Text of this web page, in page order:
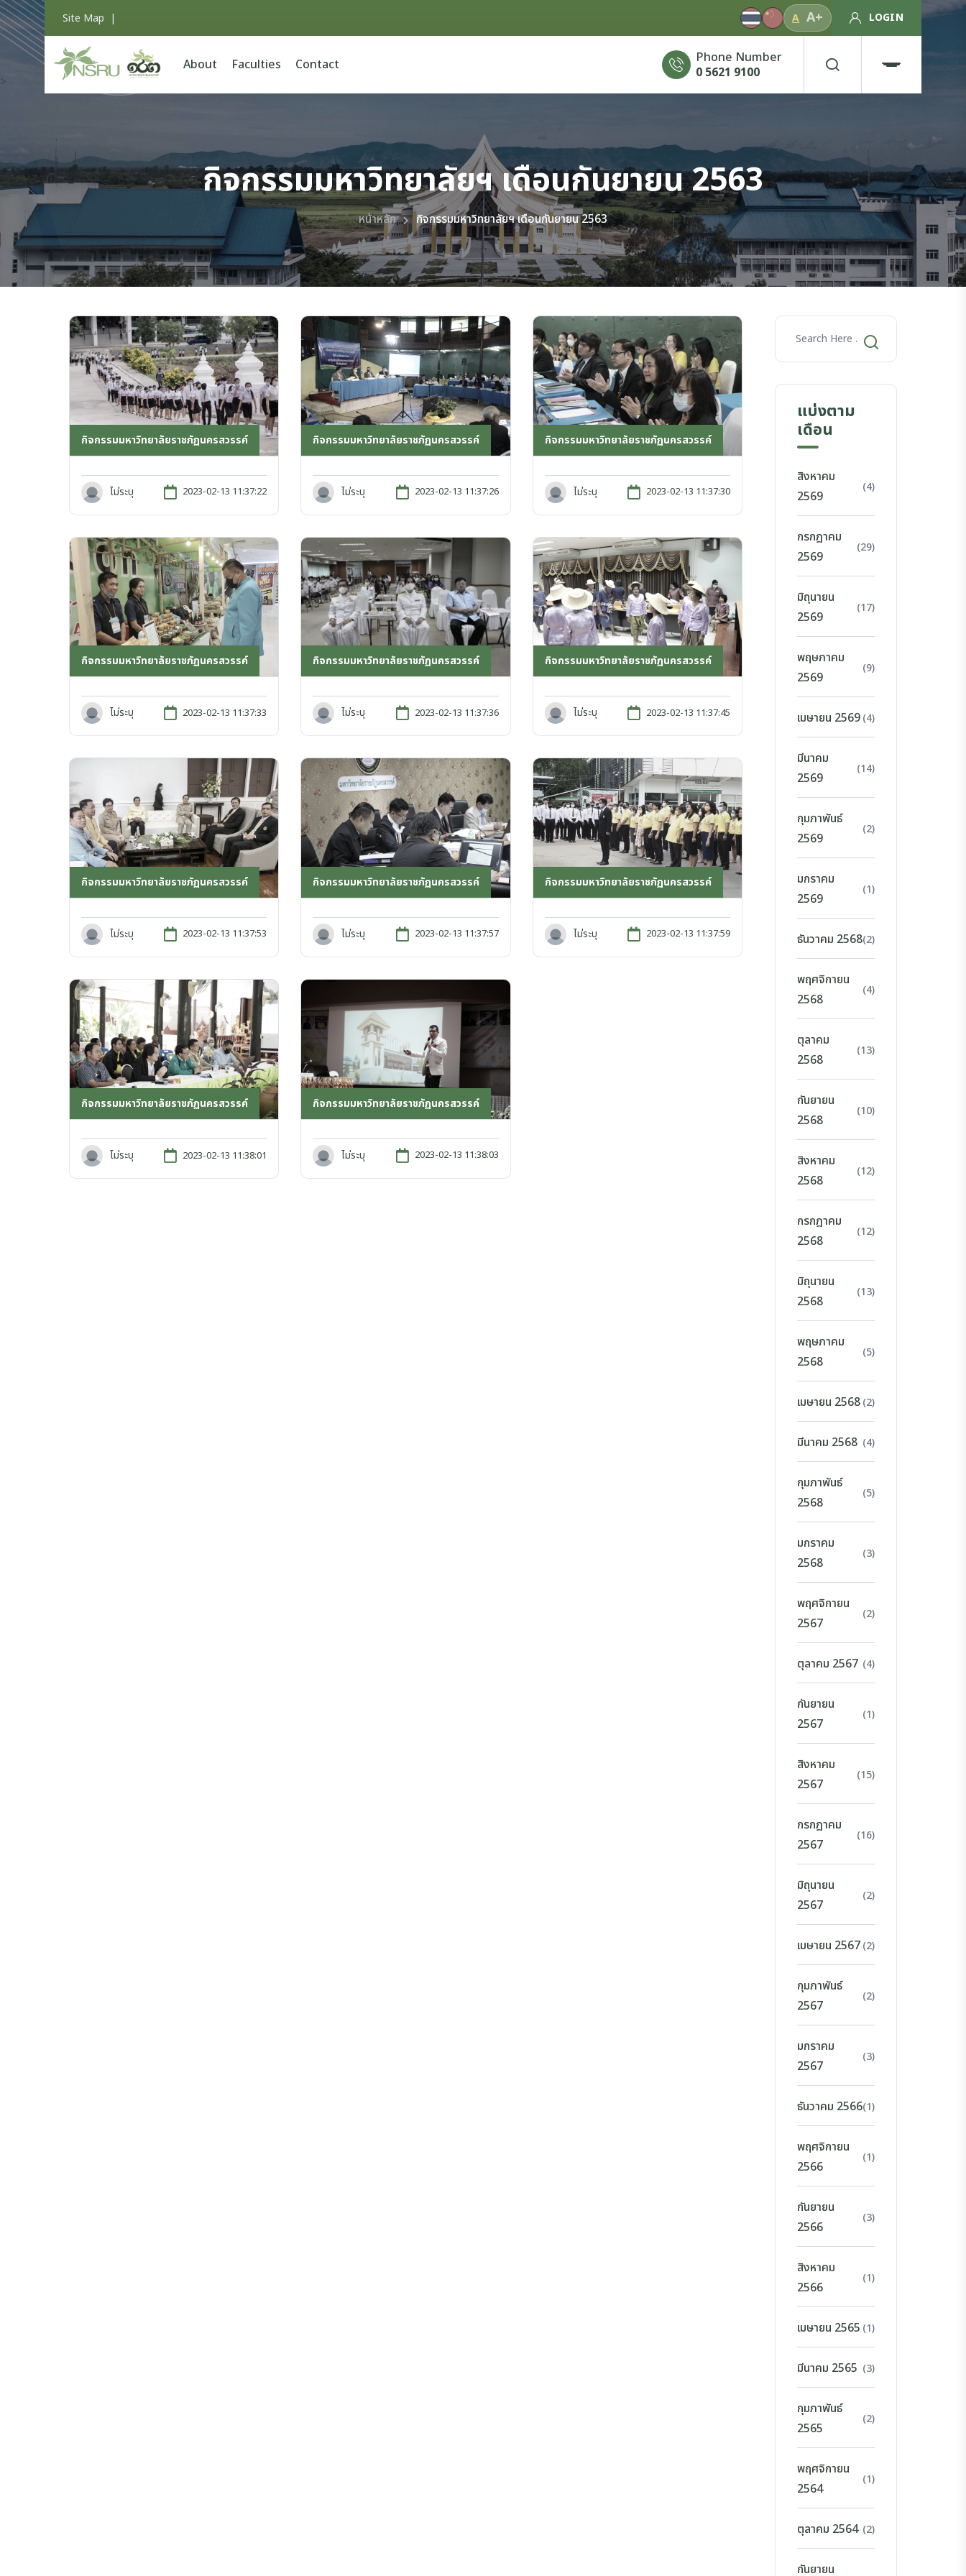
Site Map | A A+ LOGIN
About Faculties Contact
Phone Number
0 5621 9100
>
กิจกรรมมหาวิทยาลัยฯ เดือนกันยายน 2563
หน้าหลัก กิจกรรมมหาวิทยาลัยฯ เดือนกันยายน 2563
กิจกรรมมหาวิทยาลัยราชภัฏนครสวรรค์
ไม่ระบุ 2023-02-13 11:37:22
กิจกรรมมหาวิทยาลัยราชภัฏนครสวรรค์
ไม่ระบุ 2023-02-13 11:37:26
กิจกรรมมหาวิทยาลัยราชภัฏนครสวรรค์
ไม่ระบุ 2023-02-13 11:37:30
กิจกรรมมหาวิทยาลัยราชภัฏนครสวรรค์
ไม่ระบุ 2023-02-13 11:37:33
กิจกรรมมหาวิทยาลัยราชภัฏนครสวรรค์
ไม่ระบุ 2023-02-13 11:37:36
กิจกรรมมหาวิทยาลัยราชภัฏนครสวรรค์
ไม่ระบุ 2023-02-13 11:37:45
กิจกรรมมหาวิทยาลัยราชภัฏนครสวรรค์
ไม่ระบุ 2023-02-13 11:37:53
กิจกรรมมหาวิทยาลัยราชภัฏนครสวรรค์
ไม่ระบุ 2023-02-13 11:37:57
กิจกรรมมหาวิทยาลัยราชภัฏนครสวรรค์
ไม่ระบุ 2023-02-13 11:37:59
กิจกรรมมหาวิทยาลัยราชภัฏนครสวรรค์
ไม่ระบุ 2023-02-13 11:38:01
กิจกรรมมหาวิทยาลัยราชภัฏนครสวรรค์
ไม่ระบุ 2023-02-13 11:38:03
แบ่งตาม
เดือน
สิงหาคม
2569
(4)
กรกฎาคม
2569
(29)
มิถุนายน
2569
(17)
พฤษภาคม
2569
(9)
เมษายน 2569(4)
มีนาคม
2569
(14)
กุมภาพันธ์
2569
(2)
มกราคม
2569
(1)
ธันวาคม 2568(2)
พฤศจิกายน
2568
(4)
ตุลาคม
2568
(13)
กันยายน
2568
(10)
สิงหาคม
2568
(12)
กรกฎาคม
2568
(12)
มิถุนายน
2568
(13)
พฤษภาคม
2568
(5)
เมษายน 2568(2)
มีนาคม 2568 (4)
กุมภาพันธ์
2568
(5)
มกราคม
2568
(3)
พฤศจิกายน
2567
(2)
ตุลาคม 2567 (4)
กันยายน
2567
(1)
สิงหาคม
2567
(15)
กรกฎาคม
2567
(16)
มิถุนายน
2567
(2)
เมษายน 2567(2)
กุมภาพันธ์
2567
(2)
มกราคม
2567
(3)
ธันวาคม 2566(1)
พฤศจิกายน
2566
(1)
กันยายน
2566
(3)
สิงหาคม
2566
(1)
เมษายน 2565 (1)
มีนาคม 2565 (3)
กุมภาพันธ์
2565
(2)
พฤศจิกายน
2564
(1)
ตุลาคม 2564 (2)
กันยายน